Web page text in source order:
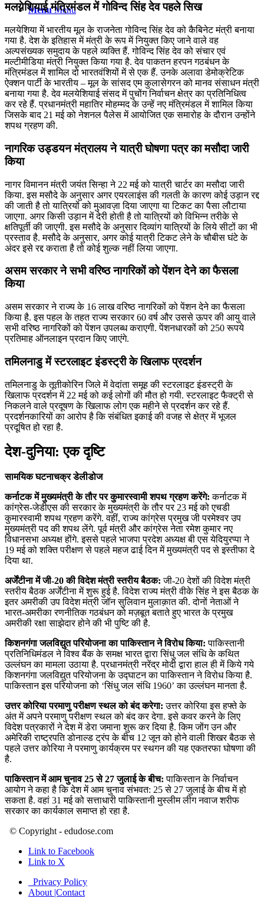
Menu Menu
मलयेशियाई मंत्रिमंडल में गोविन्द सिंह देव पहले सिख
मलयेशिया में भारतीय मूल के राजनेता गोविन्द सिंह देव को कैबिनेट मंत्री बनाया
गया है. देश के इतिहास में मंत्री के रूप में नियुक्त किए जाने वाले वह
अल्पसंख्यक समुदाय के पहले व्यक्ति हैं. गोविन्द सिंह देव को संचार एवं
मल्टीमीडिया मंत्री नियुक्त किया गया है. देव पाकतन हरपन गठबंधन के
मंत्रिमंडल में शामिल दो भारतवंशियों में से एक हैं. उनके अलावा डेमोक्रेटिक
ऐक्शन पार्टी के भारतीय – मूल के सांसद एम कुलासेगरन को मानव संसाधन मंत्री
बनाया गया है. देव मलयेशियाई संसद में पुचोंग निर्वाचन क्षेत्र का प्रतिनिधित्व
कर रहे हैं. प्रधानमंत्री महातिर मोहम्मद के उन्हें नए मंत्रिमंडल में शामिल किया
जिसके बाद 21 मई को नेशनल पैलेस में आयोजित एक समारोह के दौरान उन्होंने
शपथ ग्रहण की.
नागरिक उड्डयन मंत्रालय ने यात्री घोषणा पत्र का मसौदा जारी
किया
नागर विमानन मंत्री जयंत सिन्हा ने 22 मई को यात्री चार्टर का मसौदा जारी
किया. इस मसौदे के अनुसार अगर एयरलाइंस की गलती के कारण कोई उड़ान रद्द
की जाती है तो यात्रियों को मुआवज़ा दिया जाएगा या टिकट का पैसा लौटाया
जाएगा. अगर किसी उड़ान में देरी होती है तो यात्रियों को विभिन्न तरीके से
क्षतिपूर्ती की जाएगी. इस मसौदे के अनुसार दिव्यांग यात्रियों के लिये सीटों का भी
प्रस्ताव है. मसौदे के अनुसार, अगर कोई यात्री टिकट लेने के चौबीस घंटे के
अंदर इसे रद्द कराता है तो कोई शुल्क नहीं लिया जाएगा.
असम सरकार ने सभी वरिष्‍ठ नागरिकों को पेंशन देने का फैसला
किया
असम सरकार ने राज्‍य के 16 लाख वरिष्‍ठ नागरिकों को पेंशन देने का फैसला
किया है. इस पहल के तहत राज्‍य सरकार 60 वर्ष और उससे ऊपर की आयु वाले
सभी वरिष्‍ठ नागरिकों को पेंशन उपलब्‍ध कराएगी. पेंशनधारकों को 250 रूपये
प्रतिमाह ऑनलाइन प्रदान किए जाएंगे.
तमिलनाडु में स्टरलाइट इंडस्ट्री के खिलाफ प्रदर्शन
तमिलनाडु के तूतीकोरिन जिले में वेदांता समूह की स्टरलाइट इंडस्ट्री के
खिलाफ प्रदर्शन में 22 मई को कई लोगों की मौत हो गयी. स्टरलाइट फैक्ट्री से
निकलने वाले प्रदूषण के खिलाफ लोग एक महीने से प्रदर्शन कर रहे हैं.
प्रदर्शनकारियों का आरोप है कि संबंधित इकाई की वजह से क्षेत्र में भूजल
प्रदूषित हो रहा है.
देश-दुनिया: एक दृष्टि
सामयिक घटनाचक्र डेलीडोज
कर्नाटक में मुख्यमंत्री के तौर पर कुमारस्वामी शपथ ग्रहण करेंगे: कर्नाटक में
कांग्रेस-जेडीएस की सरकार के मुख्यमंत्री के तौर पर 23 मई को एचडी
कुमारस्वामी शपथ ग्रहण करेंगे. वहीं, राज्य कांग्रेस प्रमुख जी परमेश्वर उप
मुख्यमंत्री पद की शपथ लेंगे. पूर्व मंत्री और कांग्रेस नेता रमेश कुमार नए
विधानसभा अध्यक्ष होंगे. इससे पहले भाजपा प्रदेश अध्यक्ष बी एस येदियुरप्पा ने
19 मई को शक्ति परीक्षण से पहले महज ढाई दिन में मुख्यमंत्री पद से इस्तीफा दे
दिया था.
अर्जेंटीना में जी-20 की विदेश मंत्री स्तरीय बैठक: जी-20 देशों की विदेश मंत्री
स्तरीय बैठक अर्जेंटीना में शुरू हुई है. विदेश राज्य मंत्री वीके सिंह ने इस बैठक के
इतर अमरीकी उप विदेश मंत्री जॉन सुलिवान मुलाक़ात की. दोनों नेताओं ने
भारत-अमरीका रणनीतिक गठबंधन को मज़बूत बताते हुए भारत के प्रमुख
अमरीकी रक्षा साझेदार होने की भी पुष्टि की है.
किशनगंगा जलविद्युत परियोजना का पाकिस्तान ने विरोध किया: पाकिस्तानी
प्रतिनिधिमंडल ने विश्व बैंक के समक्ष भारत द्वारा सिंधु जल संधि के कथित
उल्लंघन का मामला उठाया है. प्रधानमंत्री नरेंद्र मोदी द्वारा हाल ही में किये गये
किशनगंगा जलविद्युत परियोजना के उद्घाटन का पाकिस्तान ने विरोध किया है.
पाकिस्तान इस परियोजना को ‘सिंधु जल संधि 1960’ का उल्लंघन मानता है.
उत्तर कोरिया परमाणु परीक्षण स्थल को बंद करेगा: उत्तर कोरिया इस हफ्ते के
अंत में अपने परमाणु परीक्षण स्थल को बंद कर देगा. इसे कवर करने के लिए
विदेश पत्रकारों ने देश में डेरा जमाना शुरू कर दिया है. किम जोंग उन और
अमेरिकी राष्ट्रपति डोनाल्ड ट्रंप के बीच 12 जून को होने वाली शिखर बैठक से
पहले उत्तर कोरिया ने परमाणु कार्यक्रम पर स्थगन की यह एकतरफा घोषणा की
है.
पाकिस्तान में आम चुनाव 25 से 27 जुलाई के बीच: पाकिस्तान के निर्वाचन
आयोग ने कहा है कि देश में आम चुनाव संभवत: 25 से 27 जुलाई के बीच में हो
सकता है. वहां 31 मई को सत्ताधारी पाकिस्तानी मुस्लीम लीग नवाज शरीफ
सरकार का कार्यकाल समाप्त हो रहा है.
© Copyright - edudose.com
Link to Facebook
Link to X
Privacy Policy
About |Contact